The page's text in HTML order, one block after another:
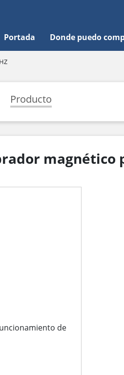
Portada Donde puedo
Producto